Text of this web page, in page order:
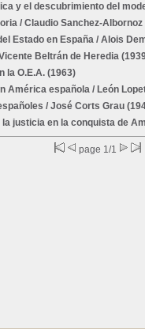
y el descubrimiento del
/ Claudio Sanchez-Albornoz
Estado en España / Alois
Beltrán de Heredia
la O.E.A. (1963)
América española / León
/ José Corts Grau
la justicia en la conquista de
page 1/1